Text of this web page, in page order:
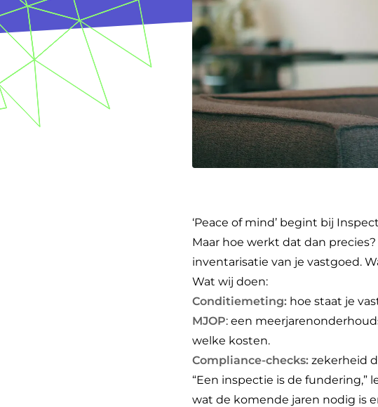
‘Peace of mind’ begint bij Inspect
Maar hoe werkt dat dan
inventarisatie van je vastgoed.
Wat wij doen:
Conditiemeting: hoe staat je
MJOP: een
welke kosten.
Compliance-checks: zekerheid
“Een inspectie is de fundering,”
wat de komende jaren nodig is